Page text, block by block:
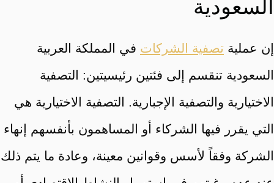
السعودية
إن عملية تصفية الشركات في المملكة العربية
السعودية تنقسم إلى فئتين رئيسيتين: التصفية
الاختيارية والتصفية الإجبارية. التصفية الاختيارية هي
التي يقرر فيها الشركاء أو المساهمون بأنفسهم إنهاء
الشركة وفقاً لأسس وقوانين معينة، وعادة ما يتم ذلك